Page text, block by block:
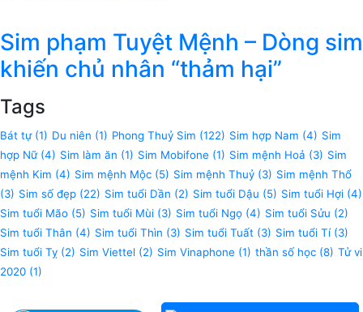
Sim phạm Tuyệt Mệnh – Dòng sim
khiến chủ nhân “thảm hại”
Tags
Bát tự(1) Du niên (1) Phong Thuỷ Sim (122) Sim hợp Nam (4) Sim
hợp Nữ(4) Sim làm ăn (1) Sim Mobifone (1) Sim mệnh Hoả (3) Sim
mệnh Kim (4) Sim mệnh Mộc (5) Sim mệnh Thuỷ (3) Sim mệnh Thổ
(3) Sim số đẹp (22) Sim tuổi Dần (2) Sim tuổi Dậu (5) Sim tuổi Hợi (4)
Sim tuổi Mão (5) Sim tuổi Mùi (3) Sim tuổi Ngọ (4) Sim tuổi Sửu (2)
Sim tuổi Thân (4) Sim tuổi Thìn (3) Sim tuổi Tuất (3) Sim tuổi Tí(3)
Sim tuổi Tỵ (2) Sim Viettel (2) Sim Vinaphone (1) thần số học (8) Tử vi
2020 (1)